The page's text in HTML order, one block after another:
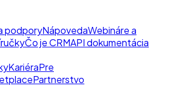
podporyNápovedaWebináre a
Čo je CRMAPI dokumentácia
KariéraPre
Partnerstvo